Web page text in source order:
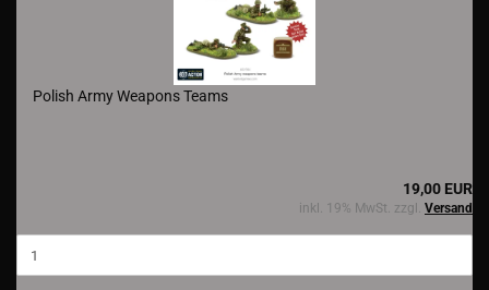
Polish Army Weapons Teams
19,00 EUR
inkl. 19% MwSt. zzgl. Versand